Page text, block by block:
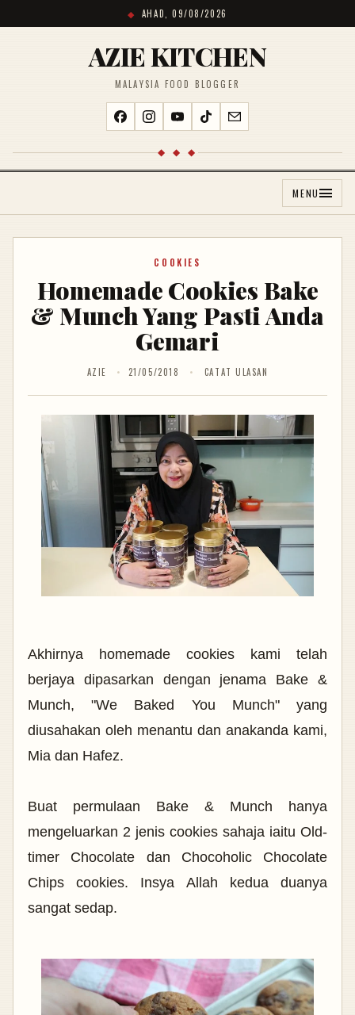
AHAD, 09/08/2026
AZIE KITCHEN
MALAYSIA FOOD BLOGGER
◆ ◆ ◆
MENU
COOKIES
Homemade Cookies Bake
& Munch Yang Pasti Anda
Gemari
AZIE 21/05/2018 CATAT ULASAN
Akhirnya homemade cookies kami telah
berjaya dipasarkan dengan jenama Bake &
Munch, "We Baked You Munch" yang
diusahakan oleh menantu dan anakanda kami,
Mia dan Hafez.
Buat permulaan Bake & Munch hanya
mengeluarkan 2 jenis cookies sahaja iaitu Old-
timer Chocolate dan Chocoholic Chocolate
Chips cookies. Insya Allah kedua duanya
sangat sedap.